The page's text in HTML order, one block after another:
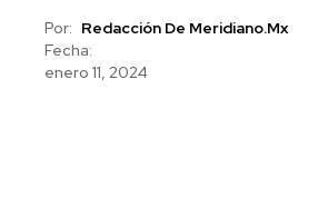
Por: Redacción De Meridiano.mx
Fecha:
enero 11, 2024